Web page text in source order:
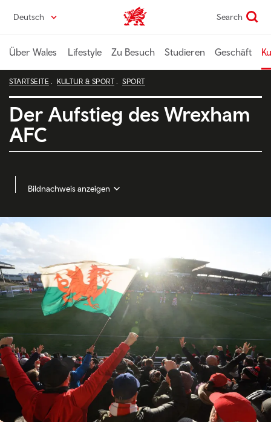
zumDeutsch Wales home Search
Über Wales Lifestyle Zu Besuch Studieren Geschäft
STARTSEITE KULTUR & SPORT SPORT
Der Aufstieg des Wrexham
AFC
Bildnachweis anzeigen